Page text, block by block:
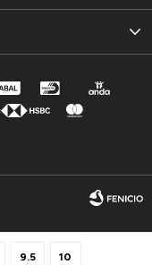
9.5 10